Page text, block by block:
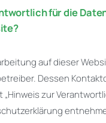
für die
auf dieser
Dessen
zur